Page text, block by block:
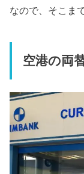
なので、そこま
空港の両